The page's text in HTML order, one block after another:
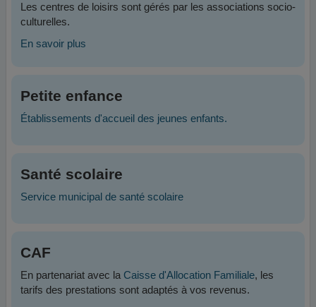
Les centres de loisirs sont gérés par les associations socio-
culturelles.
En savoir plus
Petite enfance
Établissements d'accueil des jeunes enfants.
Santé scolaire
Service municipal de santé scolaire
CAF
En partenariat avec la Caisse d'Allocation Familiale, les
tarifs des prestations sont adaptés à vos revenus.